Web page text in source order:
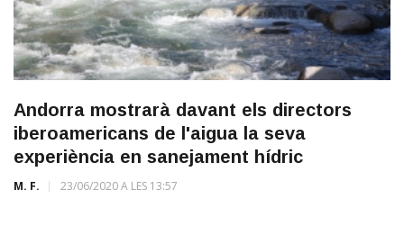
Andorra mostrarà davant els directors
iberoamericans de l'aigua la seva
experiència en sanejament hídric
M. F. 23/06/2020 A LES 13:57